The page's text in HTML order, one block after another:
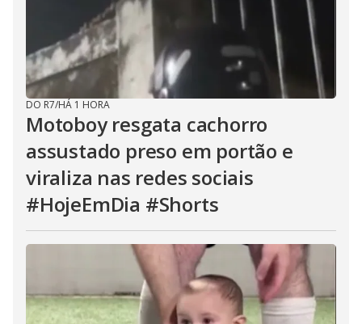
DO R7/HÁ 1 HORA
Motoboy resgata cachorro
assustado preso em portão e
viraliza nas redes sociais
#HojeEmDia #Shorts